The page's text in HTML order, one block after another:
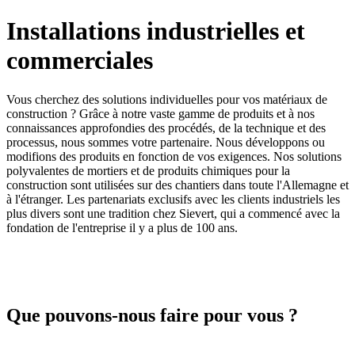
Installations industrielles et
commerciales
Vous cherchez des solutions individuelles pour vos matériaux de
construction ? Grâce à notre vaste gamme de produits et à nos
connaissances approfondies des procédés, de la technique et des
processus, nous sommes votre partenaire. Nous développons ou
modifions des produits en fonction de vos exigences. Nos solutions
polyvalentes de mortiers et de produits chimiques pour la
construction sont utilisées sur des chantiers dans toute l'Allemagne et
à l'étranger. Les partenariats exclusifs avec les clients industriels les
plus divers sont une tradition chez Sievert, qui a commencé avec la
fondation de l'entreprise il y a plus de 100 ans.
Que pouvons-nous faire pour vous ?